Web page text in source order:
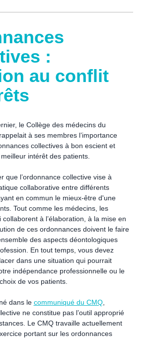
:
au conflit
le Collège des médecins du
à ses membres l’importance
collectives à bon escient et
intérêt des patients.
que l’ordonnance collective vise à
collaborative entre différents
en commun le mieux-être d'une
Tout comme les médecins, les
collaborent à l’élaboration, à la mise en
de ces ordonnances doivent le faire
des aspects déontologiques
En tout temps, vous devez
dans une situation qui pourrait
indépendance professionnelle ou le
de vos patients.
dans le communiqué du CMQ,
ne constitue pas l’outil approprié
Le CMQ travaille actuellement
portant sur les ordonnances